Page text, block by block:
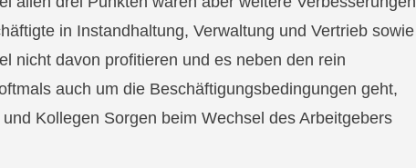
in Instandhaltung, Verwaltung und Vertrieb sowie
nicht davon profitieren und es neben den rein
auch um die Beschäftigungsbedingungen geht,
Kollegen Sorgen beim Wechsel des Arbeitgebers